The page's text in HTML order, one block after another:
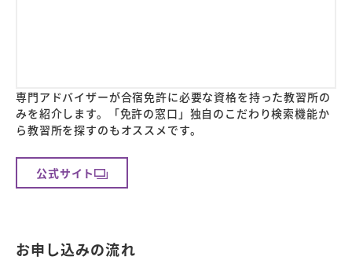
専門アドバイザーが合宿免許に必要な資格を持った教習所の
みを紹介します。「免許の窓口」独自のこだわり検索機能か
ら教習所を探すのもオススメです。
公式サイト
お申し込みの流れ